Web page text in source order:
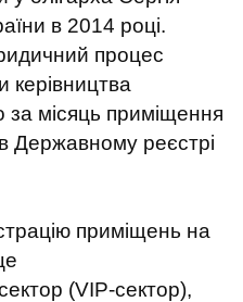
в 2014 році.
процес
керівництва
за місяць приміщення
Державному реєстрі
приміщень на
(VIP-сектор),